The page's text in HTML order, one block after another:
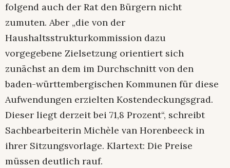
folgend auch der Rat den Bürgern nicht
zumuten. Aber „die von der
Haushaltsstrukturkommission dazu
vorgegebene Zielsetzung orientiert sich
zunächst an dem im Durchschnitt von den
baden-württembergischen Kommunen für diese
Aufwendungen erzielten Kostendeckungsgrad.
Dieser liegt derzeit bei 71,8 Prozent“, schreibt
Sachbearbeiterin Michèle van Horenbeeck in
ihrer Sitzungsvorlage. Klartext: Die Preise
müssen deutlich rauf.